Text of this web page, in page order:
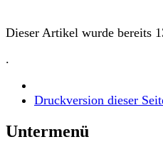
Dieser Artikel wurde bereits
.
Druckversion dieser
Untermenü